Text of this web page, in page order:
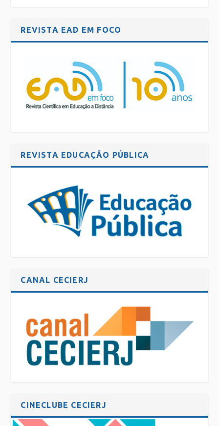
REVISTA EAD EM FOCO
REVISTA EDUCAÇÃO PÚBLICA
CANAL CECIERJ
CINECLUBE CECIERJ